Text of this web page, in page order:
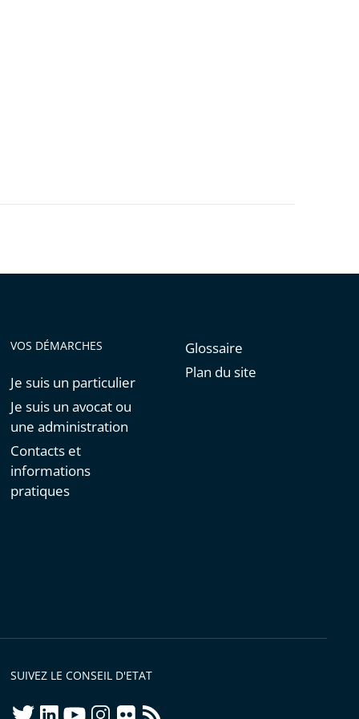
VOS DÉMARCHES
Je suis un particulier
Je suis un avocat ou
une administration
Contacts et
informations
pratiques
Glossaire
Plan du site
SUIVEZ LE CONSEIL D'ETAT
twitterlinkedInyoutubeinstagram
flickrrss